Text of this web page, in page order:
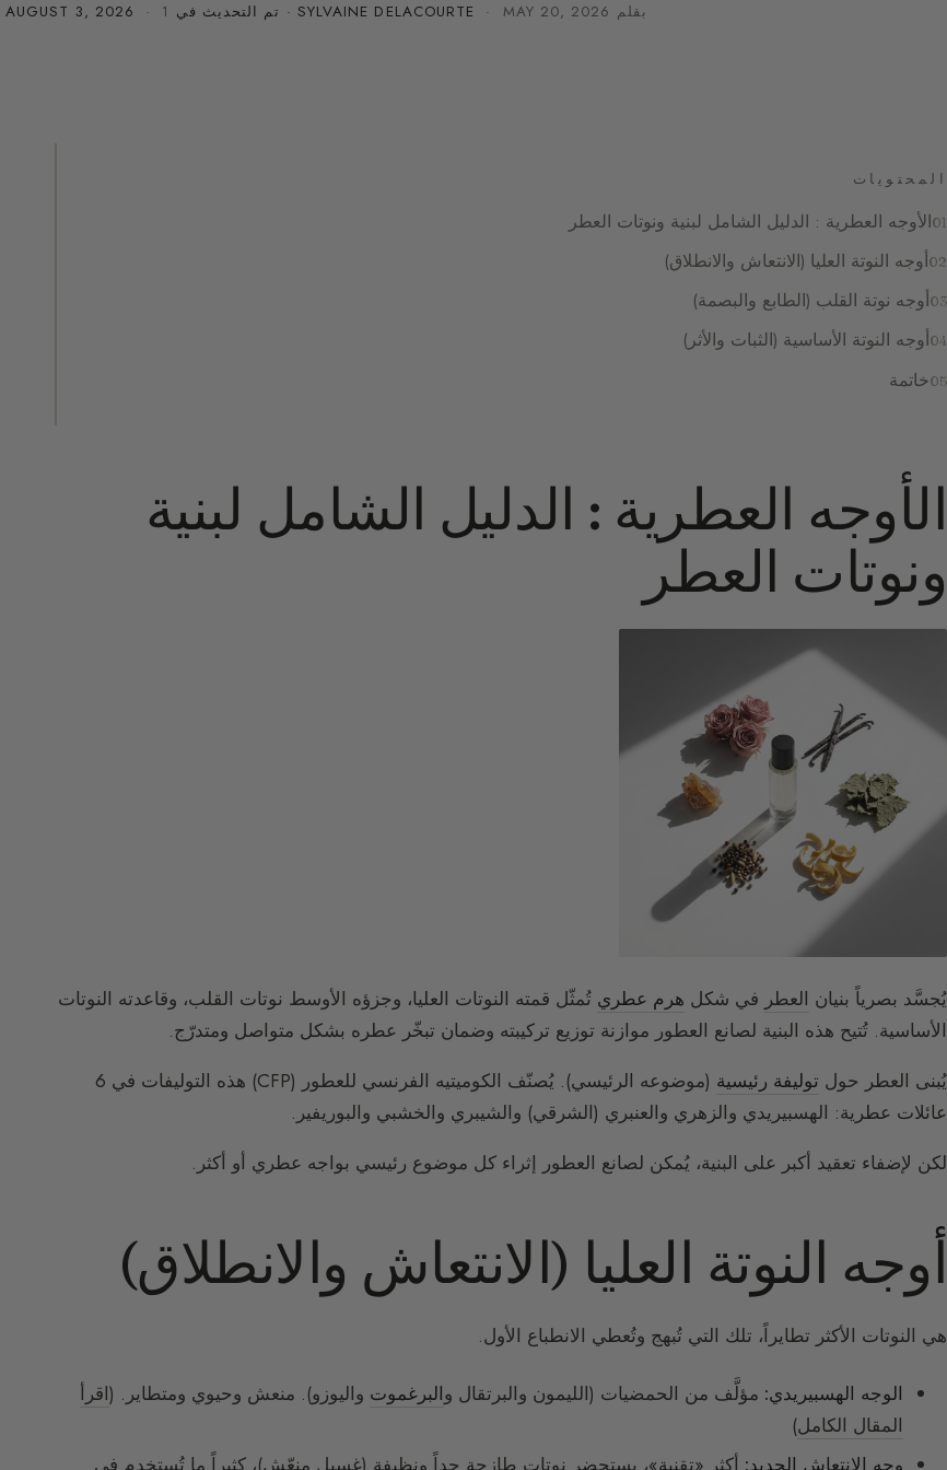
بقلم SYLVAINE DELACOURTE · MAY 20, 2026 · تم التحديث في AUGUST 3, 2026 · 1 دقيقة قراءة
المحتويات
الأوجه العطرية : الدليل الشامل لبنية ونوتات العطر
أوجه النوتة العليا (الانتعاش والانطلاق)
أوجه نوتة القلب (الطابع والبصمة)
أوجه النوتة الأساسية (الثبات والأثر)
خاتمة
الأوجه العطرية : الدليل الشامل لبنية
ونوتات العطر
يُجسَّد بصرياً بنيان العطر في شكل هرم عطري تُمثّل قمته النوتات العليا، وجزؤه الأوسط نوتات القلب، وقاعدته النوتات
الأساسية. تُتيح هذه البنية لصانع العطور موازنة توزيع تركيبته وضمان تبخّر عطره بشكل متواصل ومتدرّج.
يُبنى العطر حول توليفة رئيسية
(موضوعه الرئيسي). يُصنّف الكوميتيه الفرنسي للعطور (CFP) هذه التوليفات في 6
عائلات عطرية: الهسبيريدي والزهري والعنبري (الشرقي) والشيبري والخشبي والبوريفير.
لكن لإضفاء تعقيد أكبر على البنية، يُمكن لصانع العطور إثراء كل موضوع رئيسي بواجه عطري أو أكثر.
أوجه النوتة العليا (الانتعاش والانطلاق)
هي النوتات الأكثر تطايراً، تلك التي تُبهج وتُعطي الانطباع الأول.
الوجه الهسبيريدي: مؤلَّف من الحمضيات (الليمون والبرتقال والبرغموت واليوزو). منعش وحيوي ومتطاير. (اقرأ
المقال الكامل)
وجه الانتعاش الجديد: أكثر «تقنية»، يستحضر نوتات طازجة جداً ونظيفة (غسيل منعّش)، كثيراً ما تُستخدم في